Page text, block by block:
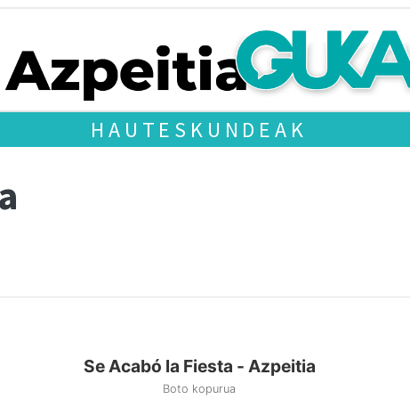
HAUTESKUNDEAK
Se Acabó la Fiesta - Azpeitia
Boto kopurua